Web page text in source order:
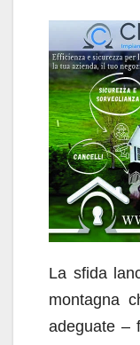
La sfida
montagna
adeguate –